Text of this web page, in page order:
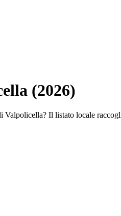
(2026)
Il listato locale